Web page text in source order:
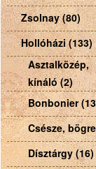
Zsolnay (80)
Hollóházi (133)
Asztalközép,
kínáló (2)
Bonbonier
Csésze,
Dísztárgy (16)